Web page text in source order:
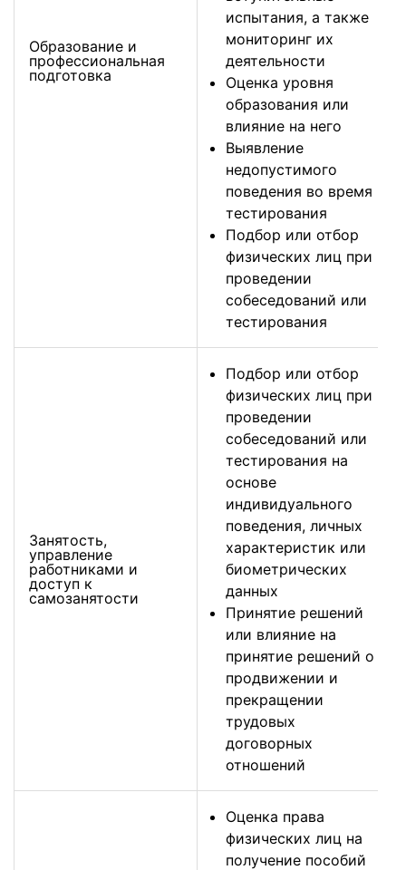
Образование и
профессиональная
подготовка
испытания, а также
мониторинг их
деятельности
Оценка уровня
образования или
влияние на него
Выявление
недопустимого
поведения во время
тестирования
Подбор или отбор
физических лиц при
проведении
собеседований или
тестирования
Занятость,
управление
работниками и
доступ к
самозанятости
Подбор или отбор
физических лиц при
проведении
собеседований или
тестирования на
основе
индивидуального
поведения, личных
характеристик или
биометрических
данных
Принятие решений
или влияние на
принятие решений о
продвижении и
прекращении
трудовых
договорных
отношений
Оценка права
физических лиц на
получение пособий